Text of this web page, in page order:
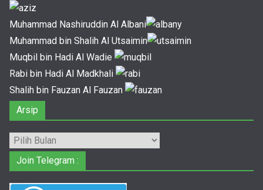
Muhammad Nashiruddin Al Albani
Muhammad bin Shalih Al Utsaimin
Muqbil bin Hadi Al Wadie
Rabi bin Hadi Al Madkhali
Shalih bin Fauzan Al Fauzan
Arsip
Arsip
Join Telegram :